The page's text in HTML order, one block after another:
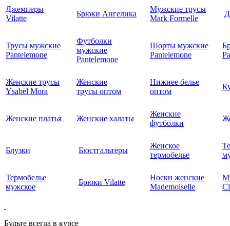
Джемперы
Vilatte
Брюки Ангелика
Мужские трусы
Mark Formelle
Трусы мужские
Pantelemone
Футболки
мужские
Pantelemone
Шорты мужские
Pantelemone
Женские трусы
Ysabel Mora
Женские
трусы оптом
Нижнее белье
оптом
Женские платья Женские халаты
Женские
футболки
Блузки Бюстгальтеры
Женское
термобелье
Термобелье
мужское
Брюки Vilatte
Носки женские
Mademoiselle
Будьте всегда в курсе